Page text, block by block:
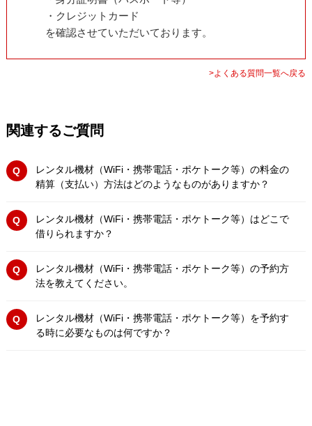
・クレジットカード
を確認させていただいております。
>よくある質問一覧へ戻る
関連するご質問
レンタル機材（WiFi・携帯電話・ポケトーク等）の料金の
精算（支払い）方法はどのようなものがありますか？
レンタル機材（WiFi・携帯電話・ポケトーク等）はどこで
借りられますか？
レンタル機材（WiFi・携帯電話・ポケトーク等）の予約方
法を教えてください。
レンタル機材（WiFi・携帯電話・ポケトーク等）を予約す
る時に必要なものは何ですか？